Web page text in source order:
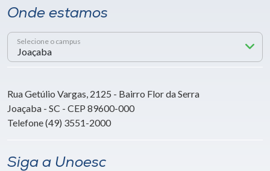
Onde estamos
Selecione o campus
Rua Getúlio Vargas, 2125 - Bairro Flor da Serra
Joaçaba - SC - CEP 89600-000
Telefone (49) 3551-2000
Siga a Unoesc